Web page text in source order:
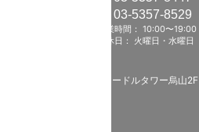
03-5357-8529
営業時間： 10:00〜19:00
定休日： 火曜日・水曜日
谷区南烏山4丁目12-12 セードルタワー烏山2F